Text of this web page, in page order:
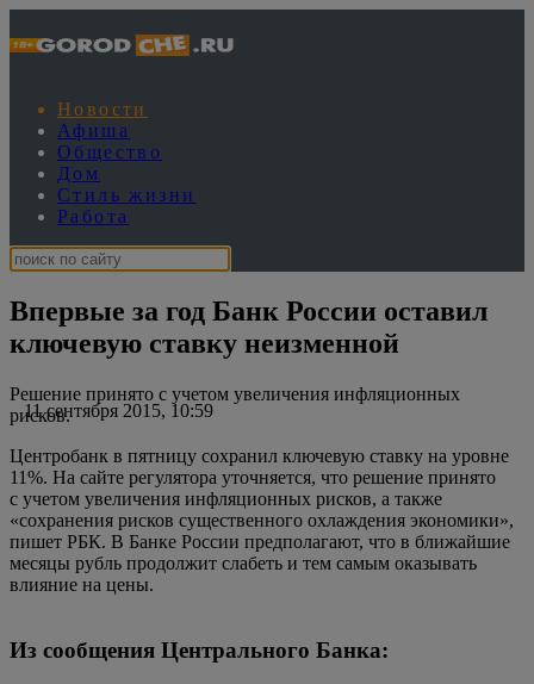
Новости
Афиша
Общество
Дом
Стиль жизни
Работа
Впервые за год Банк России оставил
ключевую ставку неизменной
11 сентября 2015, 10:59
Решение принято с учетом увеличения инфляционных
рисков.
Центробанк в пятницу сохранил ключевую ставку на уровне
11%. На сайте регулятора уточняется, что решение принято
с учетом увеличения инфляционных рисков, а также
«сохранения рисков существенного охлаждения экономики»,
пишет РБК. В Банке России предполагают, что в ближайшие
месяцы рубль продолжит слабеть и тем самым оказывать
влияние на цены.
Из сообщения Центрального Банка: